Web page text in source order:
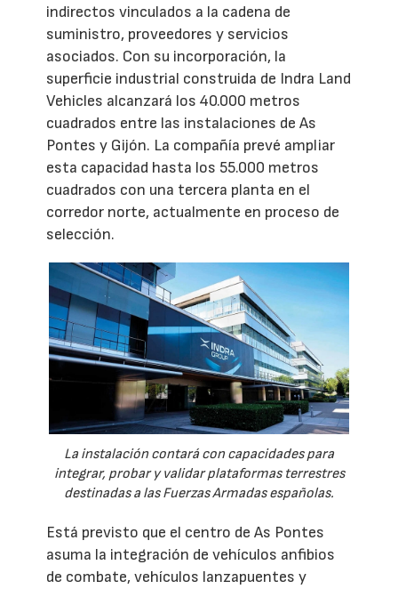
indirectos vinculados a la cadena de
suministro, proveedores y servicios
asociados. Con su incorporación, la
superficie industrial construida de Indra Land
Vehicles alcanzará los 40.000 metros
cuadrados entre las instalaciones de As
Pontes y Gijón. La compañía prevé ampliar
esta capacidad hasta los 55.000 metros
cuadrados con una tercera planta en el
corredor norte, actualmente en proceso de
selección.
La instalación contará con capacidades para
integrar, probar y validar plataformas terrestres
destinadas a las Fuerzas Armadas españolas.
Está previsto que el centro de As Pontes
asuma la integración de vehículos anfibios
de combate, vehículos lanzapuentes y